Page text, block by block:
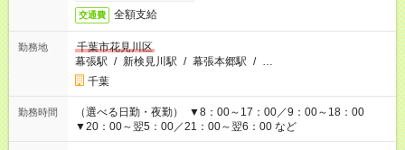
交通費 全額支給
勤務地
千葉市花見川区
幕張駅 / 新検見川駅 / 幕張本郷駅 / …
千葉
勤務時間
（選べる日勤・夜勤） ▼8：00～17：00／9：00～18：00
▼20：00～翌5：00／21：00～翌6：00 など